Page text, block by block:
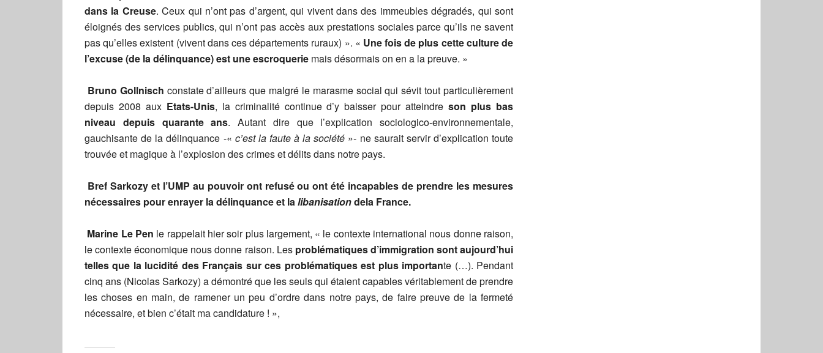
dans la Creuse. Ceux qui n’ont pas d’argent, qui vivent dans des immeubles dégradés, qui sont
éloignés des services publics, qui n’ont pas accès aux prestations sociales parce qu’ils ne savent
pas qu’elles existent (vivent dans ces départements ruraux) ». « Une fois de plus cette culture de
l’excuse (de la délinquance) est une escroquerie mais désormais on en a la preuve. »
Bruno Gollnisch constate d’ailleurs que malgré le marasme social qui sévit tout particulièrement
depuis 2008 aux Etats-Unis, la criminalité continue d’y baisser pour atteindreson plus bas
niveau depuis quarante ans. Autant dire que l’explication sociologico-environnementale,
gauchisante de la délinquance -« c’est la faute à la société »- ne saurait servir d’explication toute
trouvée et magique à l’explosion des crimes et délits dans notre pays.
Bref Sarkozy et l’UMP au pouvoir ont refusé ou ont été incapables de prendre les mesures
nécessaires pour enrayer la délinquance et lalibanisationdela France.
Marine Le Pen le rappelait hier soir plus largement, « le contexte international nous donne raison,
le contexte économique nous donne raison. Les problématiques d’immigration sont aujourd’hui
telles que la lucidité des Français sur ces problématiques est plus importante (…). Pendant
cinq ans (Nicolas Sarkozy) a démontré que les seuls qui étaient capables véritablement de prendre
les choses en main, de ramener un peu d’ordre dans notre pays, de faire preuve de la fermeté
nécessaire, et bien c’était ma candidature ! »,